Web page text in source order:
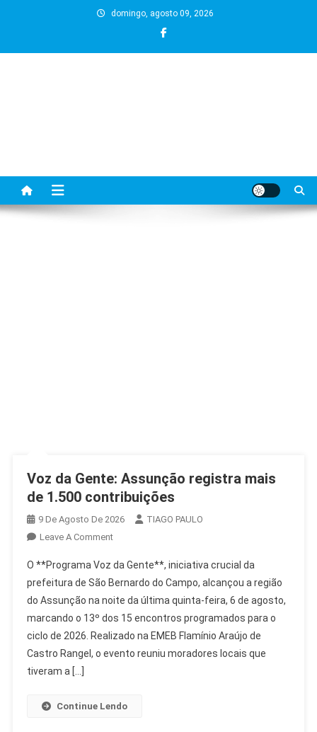
domingo, agosto 09, 2026
Voz da Gente: Assunção registra mais
de 1.500 contribuições
9 De Agosto De 2026
TIAGO PAULO
Leave A CommentOn
Da
Gente:
Assunção
Registra
Mais
De
O **Programa Voz da Gente**, iniciativa crucial da
prefeitura de São Bernardo do Campo, alcançou a região
do Assunção na noite da última quinta-feira, 6 de agosto,
marcando o 13º dos 15 encontros programados para o
ciclo de 2026. Realizado na EMEB Flamínio Araújo de
Castro Rangel, o evento reuniu moradores locais que
tiveram a […]
Continue Lendo